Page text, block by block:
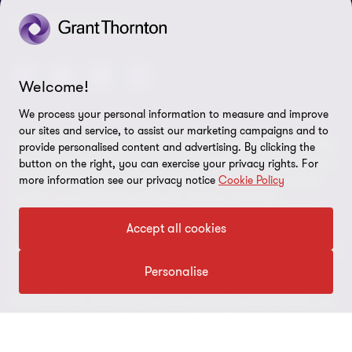
FOLGEN SIE UNS
© 2026 Grant Thornton AG Wirtschaftsprüfungsgesellschaft - Alle
Rechte vorbehalten. „Grant Thornton“ bezieht sich auf die Marke,
unter der Mitgliedsfirmen der Grant Thornton International Ltd
Steuerberatungs- und andere Beratungs-leistungen (insgesamt
„Leistungen“) für ihre Mandanten erbringen. Die Grant Thornton
AG Wirtschaftsprüfungsgesellschaft ist die deutsche Mitgliedsfirma
von GTIL. GTIL und deren Mitgliedsfirmen sind keine weltweite
unabhängig von GTIL oder anderen Mitgliedsfirmen. Als operativ
Welcome!
We process your personal information to measure and improve
our sites and service, to assist our marketing campaigns and to
provide personalised content and advertising. By clicking the
button on the right, you can exercise your privacy rights. For
more information see our privacy notice Cookie Policy
Accept all cookies
Personalise